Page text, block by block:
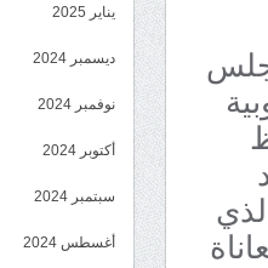
يناير 2025
ديسمبر 2024
نوفمبر 2024
أكتوبر 2024
سبتمبر 2024
أغسطس 2024